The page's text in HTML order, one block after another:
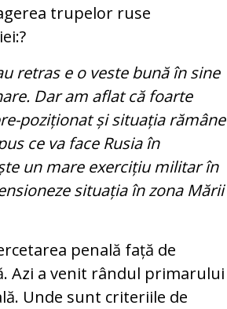
trupelor ruse
retras e o veste bună în sine
Dar am aflat că foarte
poziționat și situația rămâne
ce va face Rusia în
un mare exercițiu militar în
situația în zona Mării
penală față de
Azi a venit rândul primarului
Unde sunt criteriile de